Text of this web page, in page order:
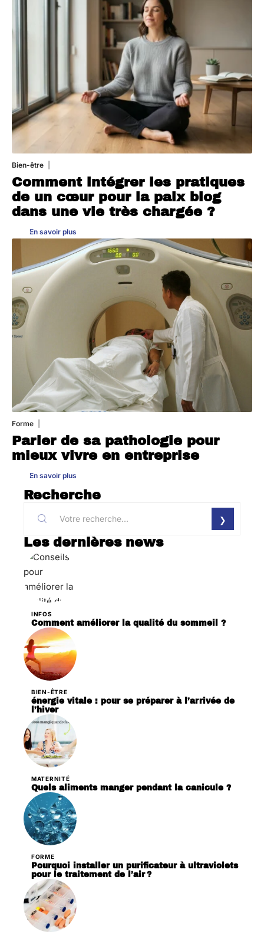
Bien-être
Comment intégrer les pratiques
de un cœur pour la paix blog
dans une vie très chargée ?
En savoir plus
Forme
Parler de sa pathologie pour
mieux vivre en entreprise
En savoir plus
Recherche
Les dernières news
INFOS
Comment améliorer la qualité du sommeil ?
BIEN-ÊTRE
énergie vitale : pour se préparer à l’arrivée de
l’hiver
MATERNITÉ
Quels aliments manger pendant la canicule ?
FORME
Pourquoi installer un purificateur à ultraviolets
pour le traitement de l’air ?